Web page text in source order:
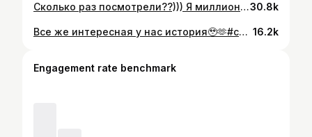
Сколько раз посмотрели??))) Я миллион))) И уже 10 раз пытаюсь выставить мой рилсик😆пришлось ускорить участки, не знаю, что из этого выйдет🤪🤪🤪🤪 Кайфовый тренд🫶 я прям никогда так не заморачивалась, если честно😂 Не буду говорить, что я старалась, вы и так все понимаете💖 #тренд#асокамэйкап#asokatrend#makeuptrend#asoka#makeupkamchatka#стилисткристинатопор#стилисткамчатка#стилиствизажисткамчатка30.8k
Все же интересная у нас история🥹🫶#стилисткристинатопор#семья 16.2k
Engagement rate benchmark